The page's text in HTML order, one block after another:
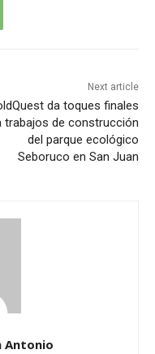
Next article
da toques finales
trabajos de construcción
del parque ecológico
Seboruco en San Juan
Antonio